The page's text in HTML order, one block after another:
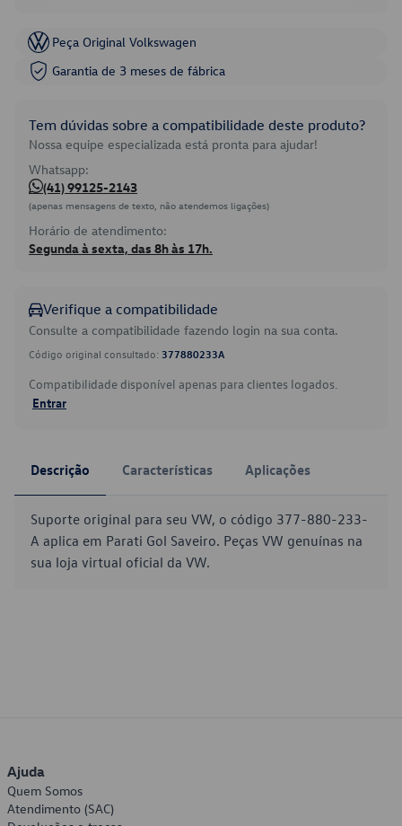
Peça Original Volkswagen
Garantia de 3 meses de fábrica
Tem dúvidas sobre a compatibilidade deste produto?
Nossa equipe especializada está pronta para ajudar!
Whatsapp:
(41) 99125-2143
(apenas mensagens de texto, não atendemos ligações)
Horário de atendimento:
Segunda à sexta, das 8h às 17h.
Verifique a compatibilidade
Consulte a compatibilidade fazendo login na sua conta.
Código original consultado: 377880233A
Compatibilidade disponível apenas para clientes logados.
Entrar
Descrição Características Aplicações
Suporte original para seu VW, o código 377-880-233-
A aplica em Parati Gol Saveiro. Peças VW genuínas na
sua loja virtual oficial da VW.
Ajuda
Quem Somos
Atendimento (SAC)